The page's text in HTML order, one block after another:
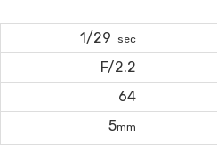
sec
1/29
F/2.2
64
5mm